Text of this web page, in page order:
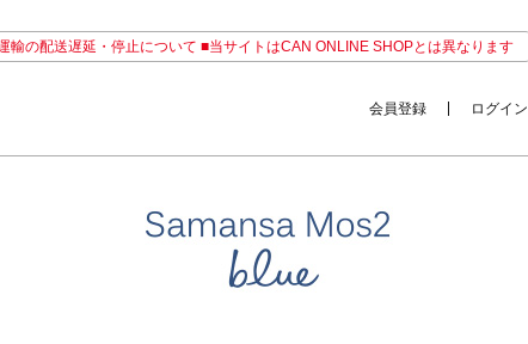
輸の配送遅延・停止について ■当サイトはCAN ONLINE SHOPとは異なります
会員登録 ログイン